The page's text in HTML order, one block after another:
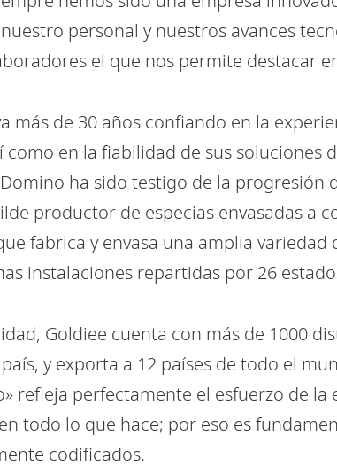
personal y nuestros avances
el que nos permite destacar
más de 30 años confiando en la
como en la fiabilidad de sus soluciones
ha sido testigo de la progresión
productor de especias envasadas a
fabrica y envasa una amplia
instalaciones repartidas por 26
Goldiee cuenta con más de 1000
y exporta a 12 países de todo el
refleja perfectamente el esfuerzo de la
todo lo que hace; por eso es
codificados.